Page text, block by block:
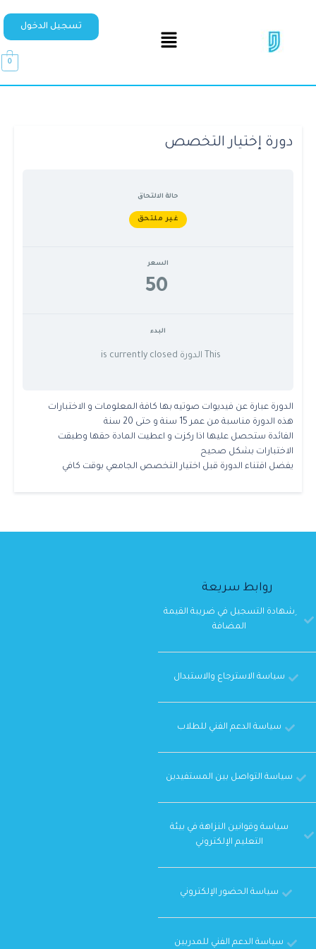
تسجيل الدخول
0
دورة إختيار التخصص
حالة الالتحاق
غير ملتحق
السعر
50
البدء
This الدورة is currently closed
الدورة عبارة عن فيديوات صوتيه بها كافة المعلومات و الاختبارات
هذه الدورة مناسبة من عمر 15 سنة و حتى 20 سنة
الفائدة ستحصل عليها اذا ركزت و اعطيت المادة حقها وطبقت
الاختبارات بشكل صحيح
يفضل اقتناء الدورة قبل اختيار التخصص الجامعي بوقت كافي
روابط سريعة
ِشهادة التسجيل في ضريبة القيمة
المضافة
سياسة الاسترجاع والاستبدال
سياسة الدعم الفني للطلاب
سياسة التواصل بين المستفيدين
سياسة وقوانين النزاهة في بيئة
التعليم الإلكتروني
سياسة الحضور الإلكتروني
سياسة الدعم الفني للمدربين